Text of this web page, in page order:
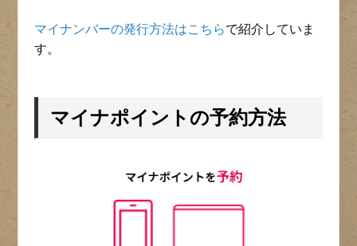
マイナンバーの発行方法はこちらで紹介していま
す。
マイナポイントの予約方法